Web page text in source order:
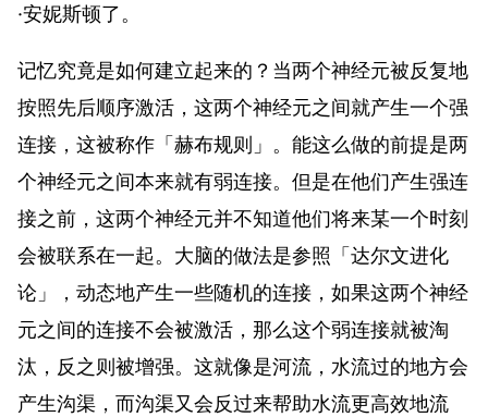
·安妮斯顿了。
记忆究竟是如何建立起来的？当两个神经元被反复地
按照先后顺序激活，这两个神经元之间就产生一个强
连接，这被称作「 赫布规则 」。能这么做的前提是两
个神经元之间本来就有弱连接。但是在他们产生强连
接之前，这两个神经元并不知道他们将来某一个时刻
会被联系在一起。大脑的做法是参照「达尔文进化
论」，动态地产生一些随机的连接，如果这两个神经
元之间的连接不会被激活，那么这个弱连接就被淘
汰，反之则被增强。这就像是河流，水流过的地方会
产生沟渠，而沟渠又会反过来帮助水流更高效地流